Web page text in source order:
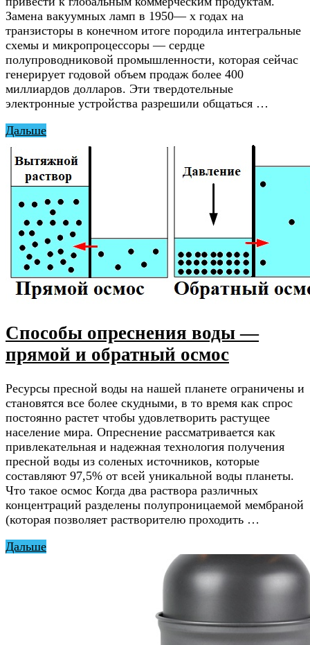
Замена вакуумных ламп в 1950— х годах на
транзисторы в конечном итоге породила интегральные
схемы и микропроцессоры — сердце
полупроводниковой промышленности, которая сейчас
генерирует годовой объем продаж более 400
миллиардов долларов. Эти твердотельные
электронные устройства разрешили общаться …
Дальше
Способы опреснения воды —
прямой и обратный осмос
Ресурсы пресной воды на нашей планете ограничены и
становятся все более скудными, в то время как спрос
постоянно растет чтобы удовлетворить растущее
население мира. Опреснение рассматривается как
привлекательная и надежная технология получения
пресной воды из соленых источников, которые
составляют 97,5% от всей уникальной воды планеты.
Что такое осмос Когда два раствора различных
концентраций разделены полупроницаемой мембраной
(которая позволяет растворителю проходить …
Дальше